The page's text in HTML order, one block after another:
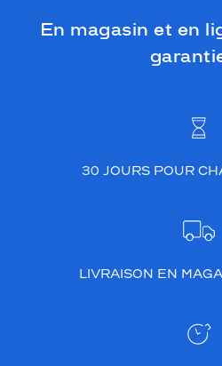
En magasin et en
30 JOURS POUR
LIVRAISON EN